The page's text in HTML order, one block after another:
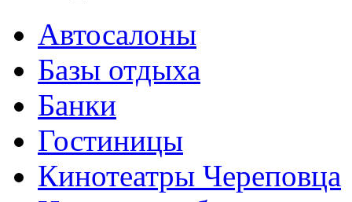
Автосалоны
Базы отдыха
Банки
Гостиницы
Кинотеатры Череповца